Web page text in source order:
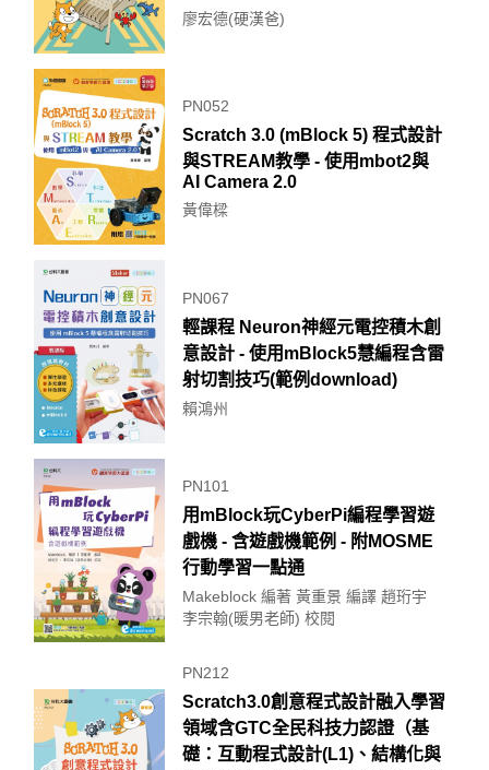
廖宏德(硬漢爸)
PN052
Scratch 3.0 (mBlock 5) 程式設計
與STREAM教學 - 使用mbot2與
AI Camera 2.0
黃偉樑
PN067
輕課程 Neuron神經元電控積木創
意設計 - 使用mBlock5慧編程含雷
射切割技巧(範例download)
賴鴻州
PN101
用mBlock玩CyberPi編程學習遊
戲機 - 含遊戲機範例 - 附MOSME
行動學習一點通
Makeblock 編著 黃重景 編譯 趙珩宇
李宗翰(暖男老師) 校閱
PN212
Scratch3.0創意程式設計融入學習
領域含GTC全民科技力認證（基
礎：互動程式設計(L1)、結構化與